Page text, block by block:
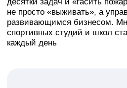
передышку, контроль и возможность
Вам даже не нужно разбираться в
программировании: просто
и начинаете управлять.